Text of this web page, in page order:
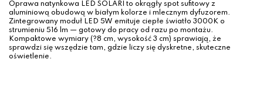
Oprawa natynkowa LED SOLARI to okrągły spot sufitowy z
aluminiową obudową w białym kolorze i mlecznym dyfuzorem.
Zintegrowany moduł LED 5W emituje ciepłe światło 3000K o
strumieniu 516 lm — gotowy do pracy od razu po montażu.
Kompaktowe wymiary (?8 cm, wysokość 3 cm) sprawiają, że
sprawdzi się wszędzie tam, gdzie liczy się dyskretne, skuteczne
oświetlenie.